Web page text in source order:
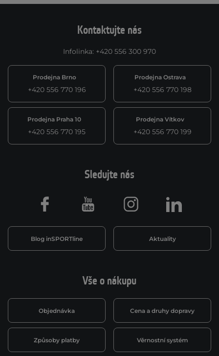
Kontaktujte nás
Infolinka: +420 556 300 970
Prodejna Brno
+420 556 770 196
Prodejna Ostrava
+420 556 770 198
Prodejna Praha 10
+420 556 770 195
Prodejna Vítkov
+420 556 770 199
Vše o nákupu
Objednávka Cena a druhy dopravy
Způsoby platby Věrnostní systém
Sledujte nás
Blog inSPORTline Aktuality
Facebook Youtube Instagram LinkedIn